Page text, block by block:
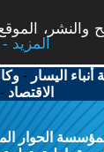
More info - المزيد
أنباء اليسار -
الاقتصاد -
الحوار